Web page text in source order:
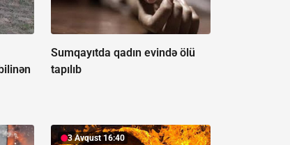
Sumqayıtda qadın evində ölü
tapılıb
3 Avqust 16:40